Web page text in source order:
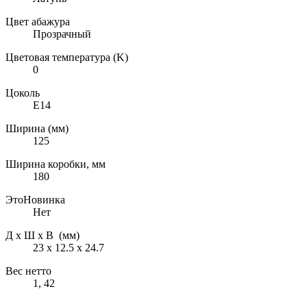
Цвет абажура
Прозрачный
Цветовая температура (K)
0
Цоколь
E14
Ширина (мм)
125
Ширина коробки, мм
180
ЭтоНовинка
Нет
Д х Ш х В (мм)
23 х 12.5 х 24.7
Вес нетто
1, 42